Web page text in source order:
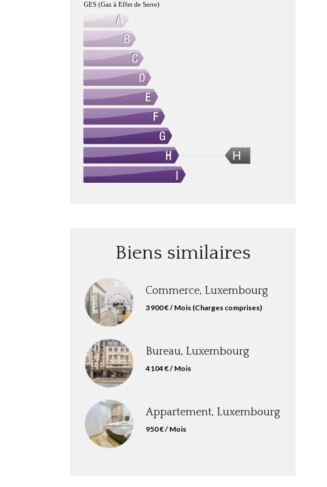
H
GES (Gaz à Effet de Serre)
Biens similaires
Commerce, Luxembourg
3 900 € / Mois (Charges comprises)
Bureau, Luxembourg
4 104 € / Mois
Appartement, Luxembourg
950 € / Mois